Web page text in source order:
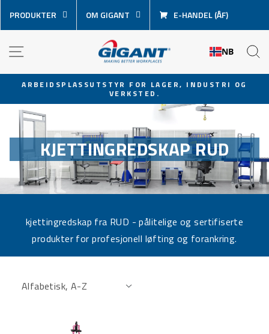
over
innhold
PRODUKTER OM GIGANT E-HANDEL (ÅF)
NB
Sett
lysbildevisningen
på
pause
ARBEIDSPLASSUTSTYR FOR LAGER, INDUSTRI OG
VERKSTED.
KJETTINGREDSKAP RUD
kjettingredskap fra RUD - pålitelige og sertifiserte
produkter for profesjonell løfting og forankring.